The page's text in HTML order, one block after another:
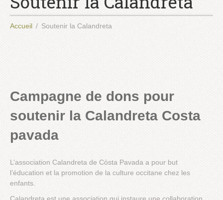
Accueil Soutenir la Calandreta
Campagne de dons pour
soutenir la Calandreta Costa
pavada
L’association Calandreta de Còsta Pavada a pour but
l’éducation et la promotion de la culture occitane chez les
enfants.